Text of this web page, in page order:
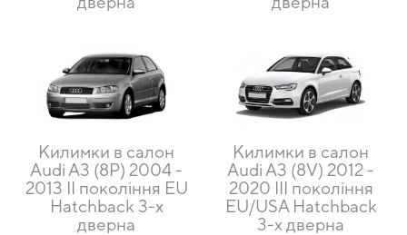
Килимки в салон
Audi A3 (8P) 2004 -
2013 II покоління EU
Hatchback 3-х
дверна
Килимки в салон
Audi A3 (8V) 2012 -
2020 III покоління
EU/USA Hatchback
3-х дверна